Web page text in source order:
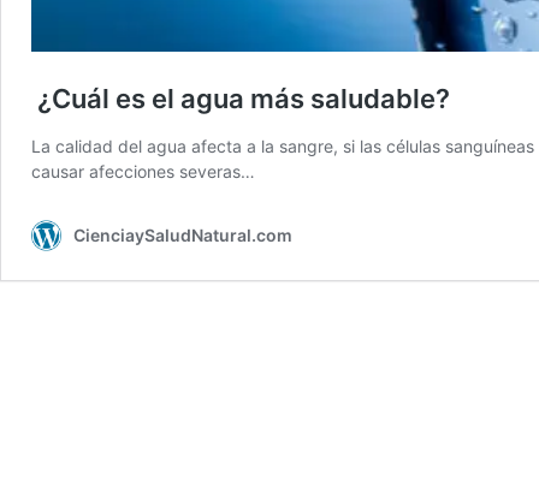
¿Cuál es el agua más saludable?
La calidad del agua afecta a la sangre, si las células
causar afecciones severas…
CienciaySaludNatural.com